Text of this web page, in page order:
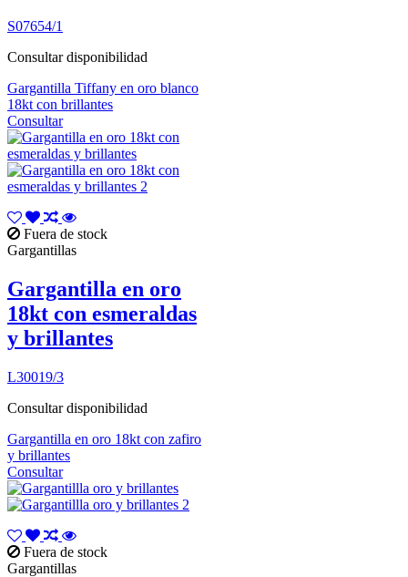
S07654/1
Consultar disponibilidad
Gargantilla Tiffany en oro blanco
18kt con brillantes
Consultar
Fuera de stock
Gargantillas
Gargantilla en oro
18kt con esmeraldas
y brillantes
L30019/3
Consultar disponibilidad
Gargantilla en oro 18kt con zafiro
y brillantes
Consultar
Fuera de stock
Gargantillas